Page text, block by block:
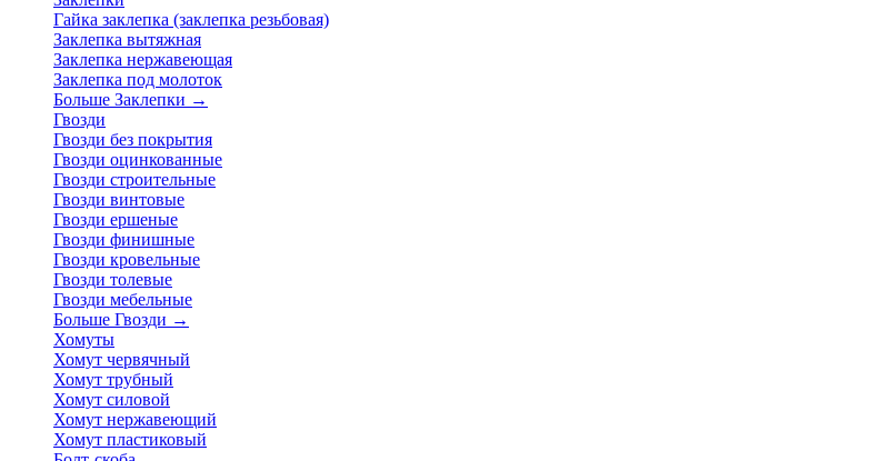
Гайка заклепка (заклепка резьбовая)
Заклепка вытяжная
Заклепка нержавеющая
Заклепка под молоток
Больше Заклепки →
Гвозди
Гвозди без покрытия
Гвозди оцинкованные
Гвозди строительные
Гвозди винтовые
Гвозди ершеные
Гвозди финишные
Гвозди кровельные
Гвозди толевые
Гвозди мебельные
Больше Гвозди →
Хомуты
Хомут червячный
Хомут трубный
Хомут силовой
Хомут нержавеющий
Хомут пластиковый